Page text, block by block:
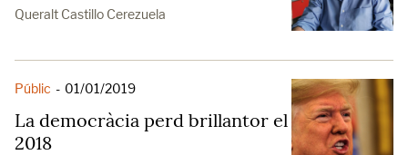
Queralt Castillo Cerezuela
Públic - 01/01/2019
La democràcia perd brillantor el
2018